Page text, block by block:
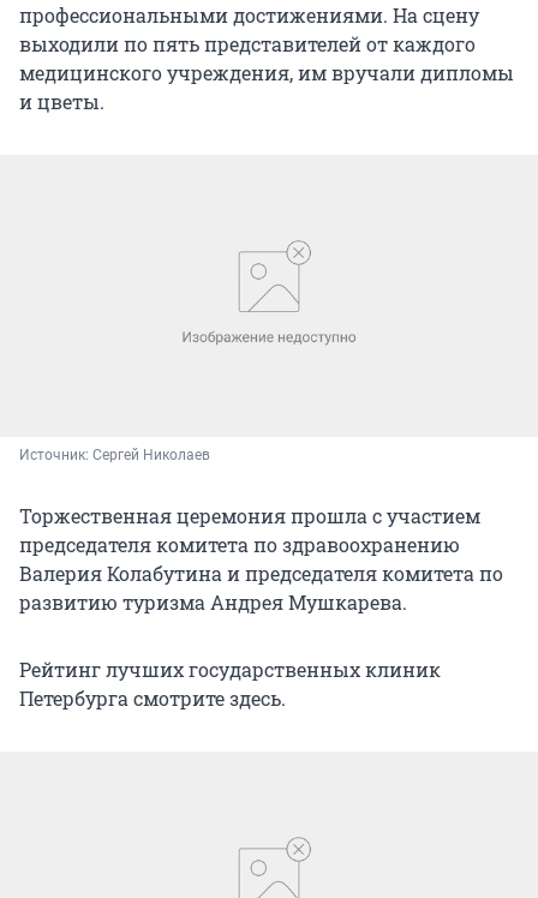
профессиональными достижениями. На сцену
выходили по пять представителей от каждого
медицинского учреждения, им вручали дипломы
и цветы.
Источник: Сергей Николаев
Торжественная церемония прошла с участием
председателя комитета по здравоохранению
Валерия Колабутина и председателя комитета по
развитию туризма Андрея Мушкарева.
Рейтинг лучших государственных клиник
Петербурга смотрите здесь.